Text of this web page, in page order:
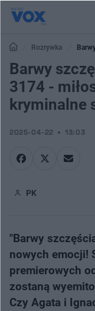
Rozrywka
kryminalne sekrety!
Barwy
3174 -
kryminalne
2025-04-22 13:03
PK
"Barwy
nowych emocji!
premierowych
zostaną
Czy Agata i